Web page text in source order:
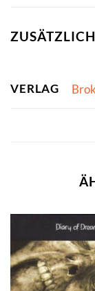
VERLAG